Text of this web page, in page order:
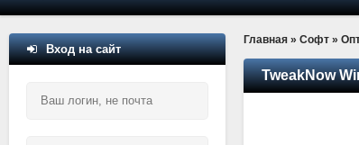
Главная » Софт »
TweakNow
Вход на сайт